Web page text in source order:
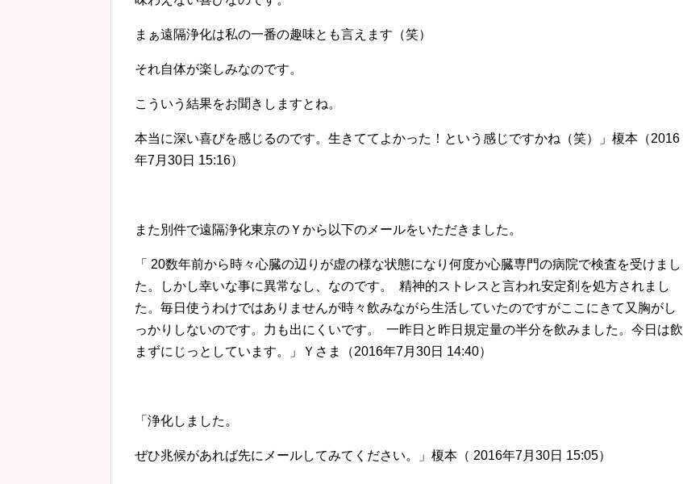
まぁ遠隔浄化は私の一番の趣味とも言えます（笑）
それ自体が楽しみなのです。
こういう結果をお聞きしますとね。
本当に深い喜びを感じるのです。生きててよかった！という感じですかね（笑）」榎本（2016
年7月30日 15:16）
また別件で遠隔浄化東京のＹから以下のメールをいただきました。
「 20数年前から時々心臓の辺りが虚の様な状態になり何度か心臓専門の病院で検査を受けまし
た。しかし幸いな事に異常なし、なのです。 精神的ストレスと言われ安定剤を処方されまし
た。毎日使うわけではありませんが時々飲みながら生活していたのですがここにきて又胸がし
っかりしないのです。力も出にくいです。 一昨日と昨日規定量の半分を飲みました。 今日は飲
まずにじっとしています。」Ｙさま（2016年7月30日 14:40）
「浄化しました。
ぜひ兆候があれば先にメールしてみてください。」榎本（ 2016年7月30日 15:05）